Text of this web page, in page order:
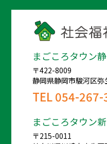
まごころタウン
〒422-8009
静岡県静岡市駿河区
TEL054-267-
まごころタウン
〒215-0011